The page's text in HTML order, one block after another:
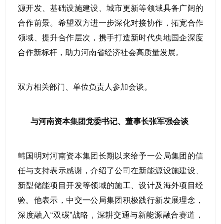
源开发、基础设施建设、城市更新等领域具备广阔的
合作前景。希望双方进一步深化对接协作，拓宽合作
领域、提升合作层次，携手打造新时代央地国企深度
合作新标杆，助力河南省经济社会高质量发展。
双方相关部门、单位负责人参加会谈。
与河南资本集团党委书记、董事长张军强会谈
韩国明对河南资本集团长期以来给予一公局集团的信
任与支持表示感谢，介绍了公司在新能源设施建设、
新型储能项目开发等领域的施工、设计及海外项目经
验。他表示，中交一公局集团积极践行新发展理念，
深度融入“双碳”战略，深耕交通与新能源融合赛道，